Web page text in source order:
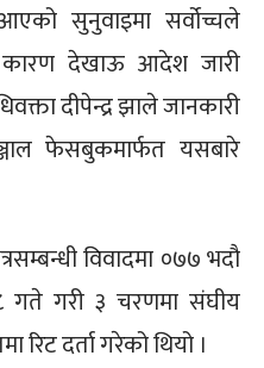
सुनुवाइमा सर्वोच्चले
कारण देखाऊ आदेश जारी
दीपेन्द्र झाले जानकारी
फेसबुकमार्फत यसबारे
विवादमा ०७७ भदौ
गरी ३ चरणमा संघीय
रिट दर्ता गरेको थियो ।